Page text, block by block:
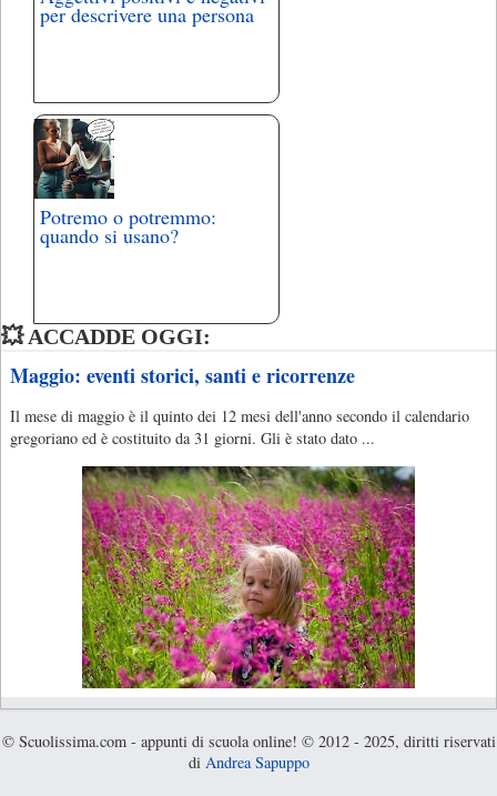
per descrivere una persona
Potremo o potremmo:
quando si usano?
💥 ACCADDE OGGI:
Maggio: eventi storici, santi e ricorrenze
Il mese di maggio è il quinto dei 12 mesi dell'anno secondo il calendario
gregoriano ed è costituito da 31 giorni. Gli è stato dato ...
© Scuolissima.com - appunti di scuola online! © 2012 - 2025, diritti riservati
di Andrea Sapuppo